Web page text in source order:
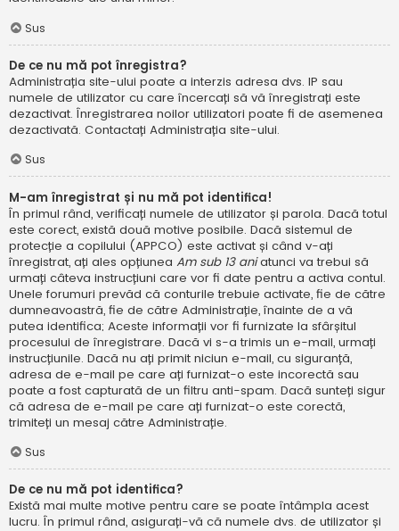
Sus
De ce nu mă pot înregistra?
Administrația site-ului poate a interzis adresa dvs. IP sau
numele de utilizator cu care încercați să vă înregistrați este
dezactivat. Înregistrarea noilor utilizatori poate fi de asemenea
dezactivată. Contactați Administrația site-ului.
Sus
M-am înregistrat și nu mă pot identifica!
În primul rând, verificați numele de utilizator și parola. Dacă totul
este corect, există două motive posibile. Dacă sistemul de
protecție a copilului (APPCO) este activat și când v-ați
înregistrat, ați ales opțiunea Am sub 13 aniatunci va trebui să
urmați câteva instrucțiuni care vor fi date pentru a activa contul.
Unele forumuri prevăd că conturile trebuie activate, fie de către
dumneavoastră, fie de către Administrație, înainte de a vă
putea identifica; Aceste informații vor fi furnizate la sfârșitul
procesului de înregistrare. Dacă vi s-a trimis un e-mail, urmați
instrucțiunile. Dacă nu ați primit niciun e-mail, cu siguranță,
adresa de e-mail pe care ați furnizat-o este incorectă sau
poate a fost capturată de un filtru anti-spam. Dacă sunteți sigur
că adresa de e-mail pe care ați furnizat-o este corectă,
trimiteți un mesaj către Administrație.
Sus
De ce nu mă pot identifica?
Există mai multe motive pentru care se poate întâmpla acest
lucru. În primul rând, asigurați-vă că numele dvs. de utilizator și